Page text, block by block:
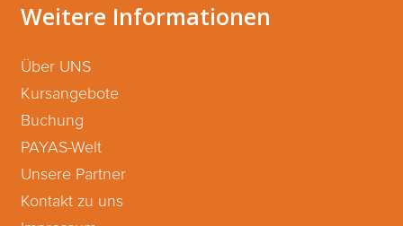
Weitere Informationen
Über UNS
Kursangebote
Buchung
PAYAS-Welt
Unsere Partner
Kontakt zu uns